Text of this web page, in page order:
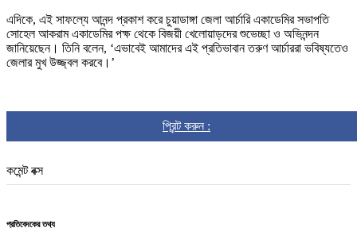
এদিকে, এই সাফল্যে আনন্দ প্রকাশ করে চুয়াডাঙ্গা জেলা আর্চারি একাডেমির সভাপতি
সোহেল আকরাম একাডেমির পক্ষ থেকে বিজয়ী খেলোয়াড়দের শুভেচ্ছা ও অভিনন্দন
জানিয়েছেন। তিনি বলেন, ‘এভাবেই আমাদের এই প্রতিভাবান তরুণ আর্চাররা ভবিষ্যতেও
জেলার মুখ উজ্জ্বল করবে।’
প্রিন্ট করুন :
কমেন্ট বক্স
প্রতিবেদকের তথ্য